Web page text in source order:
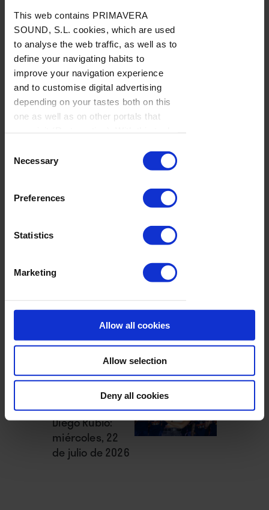
This web contains PRIMAVERA
SOUND, S.L. cookies, which are used
to analyse the web traffic, as well as to
define your navigating habits to
improve your navigation experience
and to customise digital advertising
depending on your tastes both on this
one as well as on other portals that
cookies or third party cookies. In the
on the web
there is information on how to disable
cookies on the browser. If you want to
private and it will appear again
Selection
Necessary
Preferences
Statistics
Marketing
Allow all cookies
Allow selection
Deny all cookies
julio de 2026
La semana
vista por... José
Manuel Caturla:
miércoles, 29
de julio de 2026
Manuel Caturla:
julio de 2026
La semana
Diego Rubio:
viernes, 24 de
julio de 2026
La semana
vista por...
Diego Rubio:
miércoles, 22
de julio de 2026